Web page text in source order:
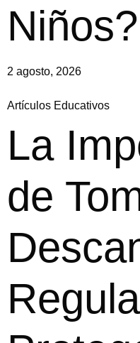
Niños?
2 agosto, 2026
Artículos Educativos
La
de